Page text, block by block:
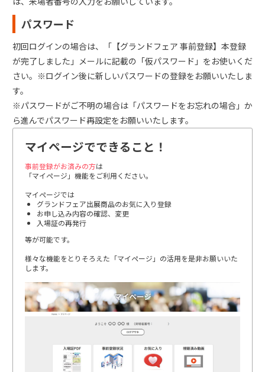
パスワード
初回ログインの場合は、「【グランドフェア 事前登録】本登録
が完了しました」メールに記載の「仮パスワード」をお使いくだ
さい。※ログイン後に新しいパスワードの登録をお願いいたしま
す。
※パスワードがご不明の場合は「パスワードをお忘れの場合」か
ら進んでパスワード再設定をお願いいたします。
マイページでできること！
事前登録がお済みの方は
「マイページ」機能をご利用ください。
マイページでは
グランドフェア出展商品のお気に入り登録
お申し込み内容の確認、変更
入場証の再発行
等が可能です。
様々な機能をとりそろえた「マイページ」の活用を是非お願いいた
します。